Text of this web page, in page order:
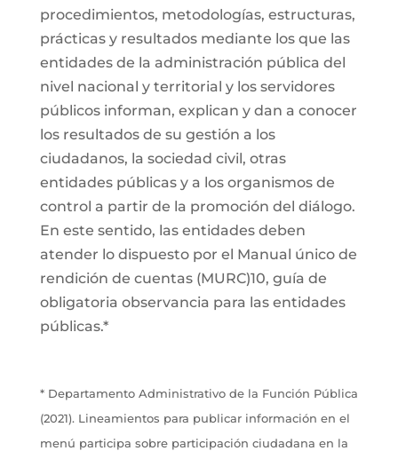
procedimientos, metodologías, estructuras,
prácticas y resultados mediante los que las
entidades de la administración pública del
nivel nacional y territorial y los servidores
públicos informan, explican y dan a conocer
los resultados de su gestión a los
ciudadanos, la sociedad civil, otras
entidades públicas y a los organismos de
control a partir de la promoción del diálogo.
En este sentido, las entidades deben
atender lo dispuesto por el Manual único de
rendición de cuentas (MURC)10, guía de
obligatoria observancia para las entidades
públicas.*
* Departamento Administrativo de la Función Pública
(2021). Lineamientos para publicar información en el
menú participa sobre participación ciudadana en la